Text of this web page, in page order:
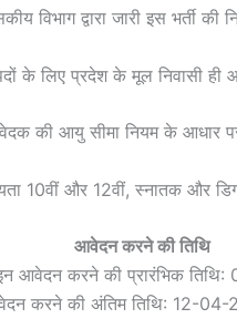
विभाग द्वारा जारी इस भर्ती की
के लिए प्रदेश के मूल निवासी
की आयु सीमा नियम के आधार
10वीं और 12वीं, स्नातक और
आवेदन करने की तिथि
आवेदन करने की प्रारंभिक
करने की अंतिम तिथि: 12-